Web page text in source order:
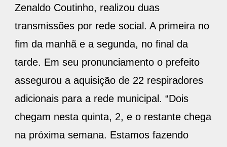
Zenaldo Coutinho, realizou duas
transmissões por rede social. A primeira no
fim da manhã e a segunda, no final da
tarde. Em seu pronunciamento o prefeito
assegurou a aquisição de 22 respiradores
adicionais para a rede municipal. “Dois
chegam nesta quinta, 2, e o restante chega
na próxima semana. Estamos fazendo